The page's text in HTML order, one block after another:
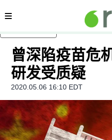
内容分类
曾深陷疫苗危
研发受质疑
2020.05.06 16:10 EDT